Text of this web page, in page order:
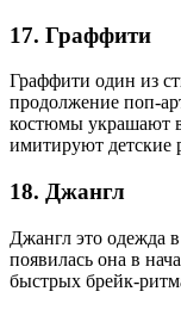
17. Граффити
Граффити один из
продолжение поп-
костюмы украшают
имитируют детские
18. Джангл
Джангл это одежда
появилась она в
быстрых брейк-